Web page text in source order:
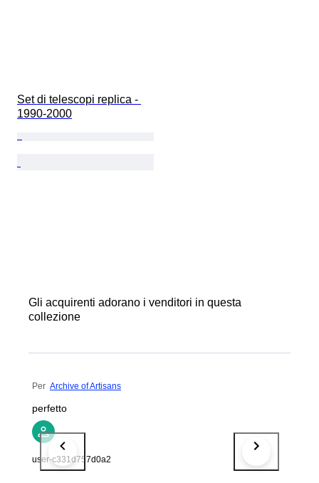
Set di telescopi replica -
1990-2000
Gli acquirenti adorano i venditori in questa
collezione
Per Archive of Artisans
perfetto
user-c331d757d0a2